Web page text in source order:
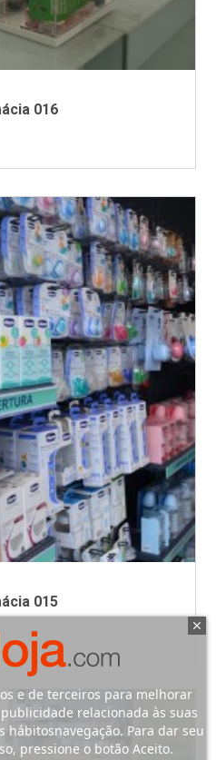
016
015
e de terceiros para melhorar
relacionada às suas
hábitosnavegação. Para dar seu
pressione o botão Aceito.